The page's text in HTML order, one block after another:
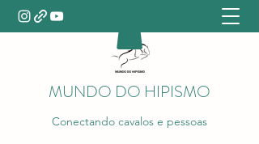
MUNDO DO HIPISMO
Conectando cavalos e pessoas